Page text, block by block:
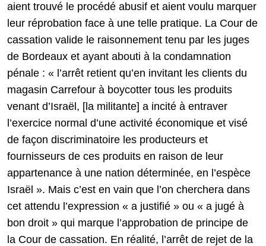
aient trouvé le procédé abusif et aient voulu marquer
leur réprobation face à une telle pratique. La Cour de
cassation valide le raisonnement tenu par les juges
de Bordeaux et ayant abouti à la condamnation
pénale : « l’arrêt retient qu’en invitant les clients du
magasin Carrefour à boycotter tous les produits
venant d’Israël, [la militante] a incité à entraver
l’exercice normal d’une activité économique et visé
de façon discriminatoire les producteurs et
fournisseurs de ces produits en raison de leur
appartenance à une nation déterminée, en l’espèce
Israël ». Mais c’est en vain que l’on cherchera dans
cet attendu l’expression « a justifié » ou « a jugé à
bon droit » qui marque l’approbation de principe de
la Cour de cassation. En réalité, l’arrêt de rejet de la